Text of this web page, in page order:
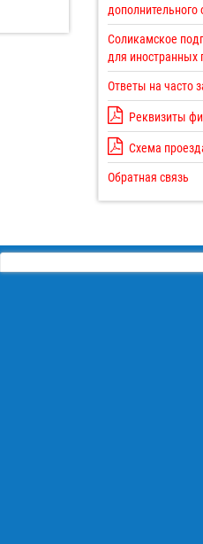
дополнительного
Соликамское
для иностранных
Ответы на часто
Реквизиты
Схема
Обратная связь